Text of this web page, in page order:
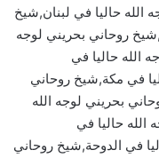
الله حاليا في لبنان,شيخ
روحاني بحريني لوجه
الله حاليا في
في مكة,شيخ روحاني
بحريني لوجه الله
حاليا في
في الدوحة,شيخ روحاني